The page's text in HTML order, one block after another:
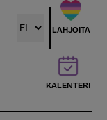
LAHJOITA
KALENTERI